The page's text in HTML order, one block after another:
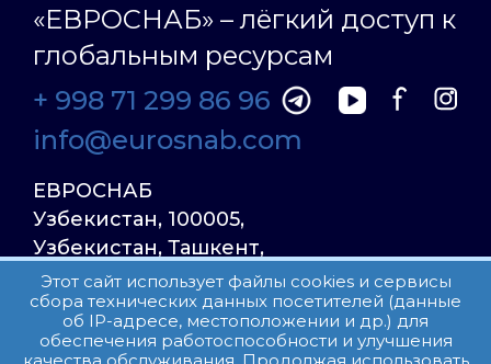
«ЕВРОСНАБ» – лёгкий доступ к
глобальным ресурсам
+ 998 71 299 86 96
info@eurosnab.com
ЕВРОСНАБ
Узбекистан, 100005,
Узбекистан, Ташкент,
Улица Фаргона Йули
23, дом 31
Этот сайт использует файлы cookies и сервисы
сбора технических данных посетителей (данные
об IP-адресе, местоположении и др.) для
обеспечения работоспособности и улучшения